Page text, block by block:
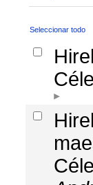
Seleccionar todo